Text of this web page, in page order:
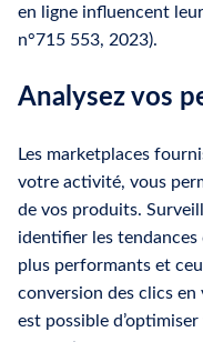
en ligne influencent
n°715 553, 2023).
Analysez vos
Les marketplaces
votre activité, vous
de vos produits.
identifier les
plus performants et
conversion des clics en
est possible